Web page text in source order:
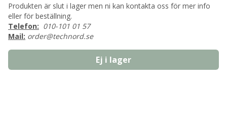
Produkten är slut i lager men ni kan kontakta oss för mer info
eller för beställning.
Telefon: 010-101 01 57
Mail: order@technord.se
Ej i lager